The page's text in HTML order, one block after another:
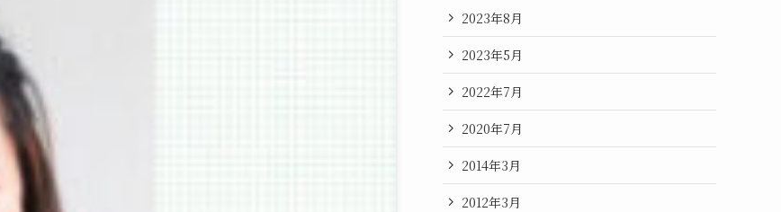
2023年8月
2023年5月
2022年7月
2020年7月
2014年3月
2012年3月